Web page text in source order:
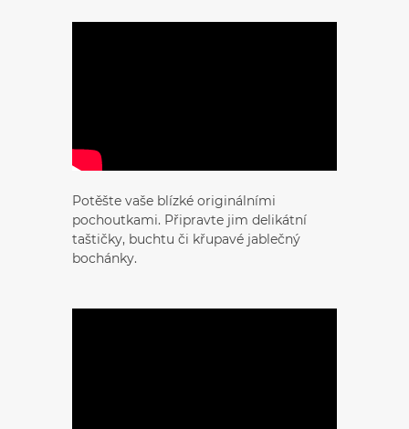
Potěšte vaše blízké originálními
pochoutkami. Připravte jim delikátní
taštičky, buchtu či křupavé jablečný
bochánky.